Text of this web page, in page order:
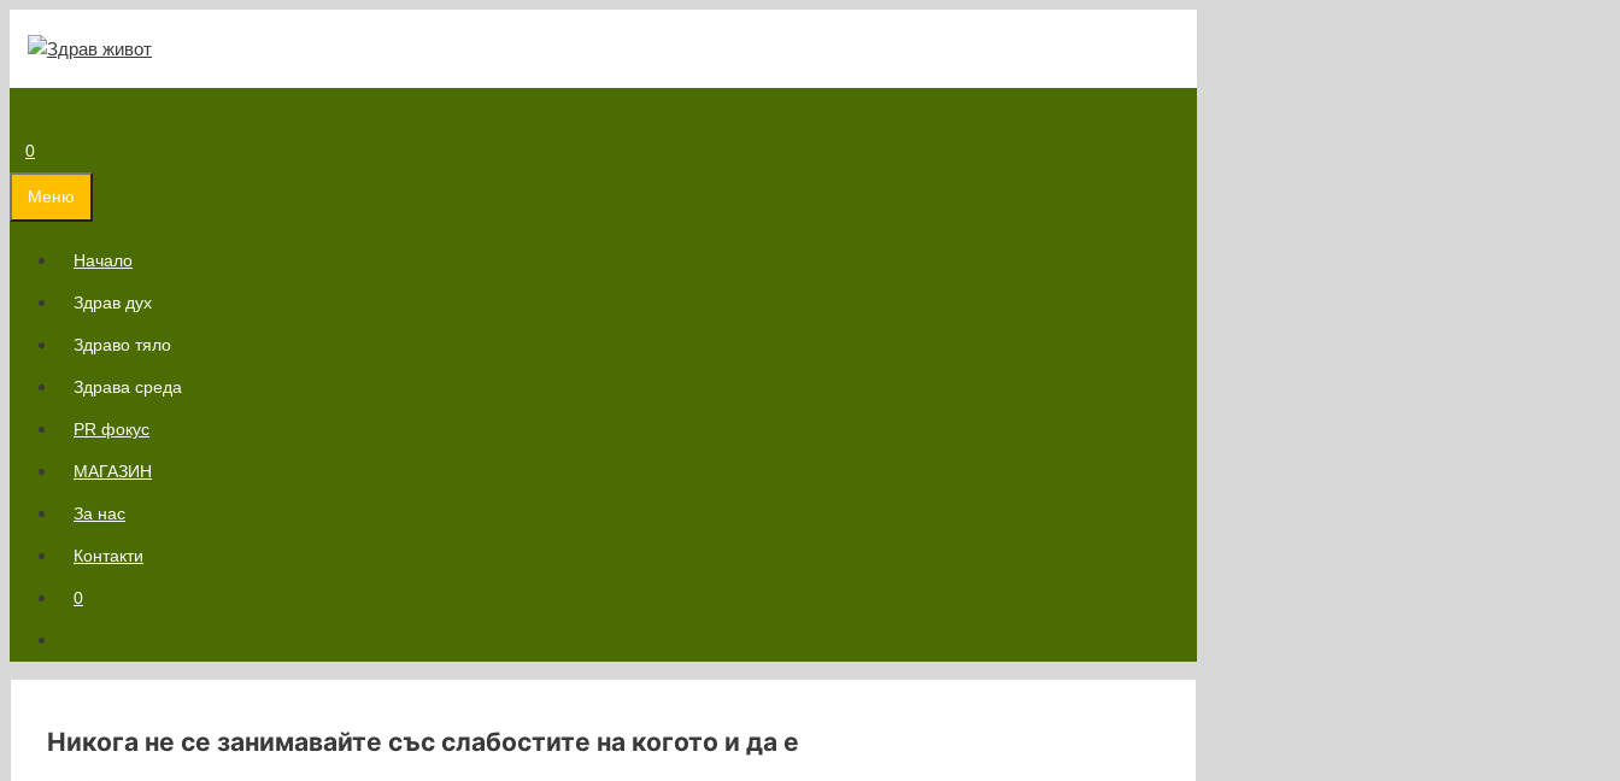
съдържанието
0
Меню
Начало
Здрав дух
Здраво тяло
Здрава среда
PR фокус
МАГАЗИН
За нас
Контакти
0
Никога не се занимавайте със слабостите на когото и да е